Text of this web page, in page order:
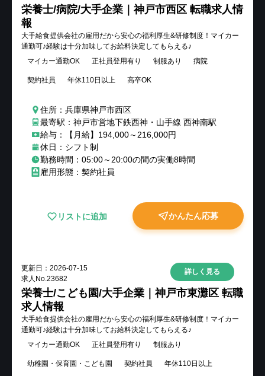
栄養士/病院/大手企業｜神戸市西区 転職求人情
報
大手給食提供会社の雇用だから安心の福利厚生&研修制度！マイカー
通勤可♪経験は十分加味してお給料決定してもらえる♪
マイカー通勤OK
正社員登用有り 制服あり 病院
契約社員 年休110日以上 高卒OK
住所：兵庫県神戸市西区
最寄駅：神戸市営地下鉄西神・山手線 西神南駅
給与：【月給】194,000～216,000円
休日：シフト制
勤務時間：05:00～20:00の間の実働8時間
雇用形態：契約社員
リストに追加 かんたん応募
更新日： 2026-07-15
求人No.23682
詳しく見る
栄養士/こども園/大手企業｜神戸市東灘区 転職
求人情報
大手給食提供会社の雇用だから安心の福利厚生&研修制度！マイカー
通勤可♪経験は十分加味してお給料決定してもらえる♪
マイカー通勤OK
正社員登用有り 制服あり
幼稚園・保育園・こども園 契約社員 年休110日以上